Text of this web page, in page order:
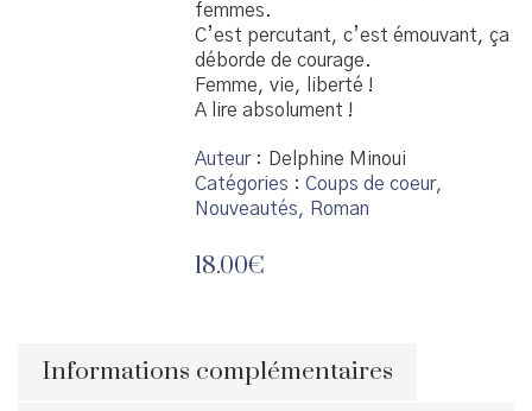
femmes.
C’est percutant, c’est émouvant, ça
déborde de courage.
Femme, vie, liberté !
A lire absolument !
Auteur
Delphine Minoui
Catégories :Coups de coeur,
Nouveautés, Roman
18.00€
Informations complémentaires